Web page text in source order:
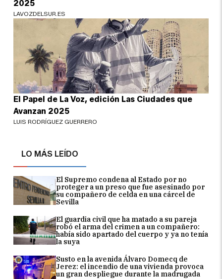
LO MÁS LEÍDO
El Supremo condena al Estado por no
proteger a un preso que fue asesinado por
su compañero de celda en una cárcel de
Sevilla
El guardia civil que ha matado a su pareja
robó el arma del crimen a un compañero:
había sido apartado del cuerpo y ya no tenía
la suya
Susto en la avenida Álvaro Domecq de
Jerez: el incendio de una vivienda provoca
un gran despliegue durante la madrugada
2025
LAVOZDELSUR.ES
El Papel de La Voz, edición Las Ciudades que
Avanzan 2025
LUIS RODRÍGUEZ GUERRERO